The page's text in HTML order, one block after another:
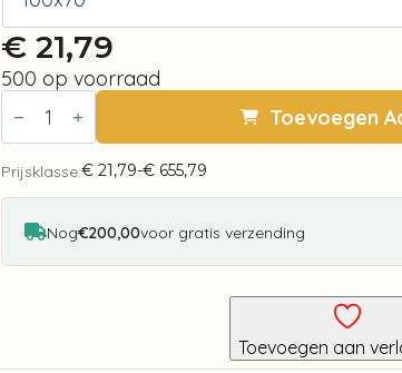
€ 21,79
500 op voorraad
Fotobehang
Golden
aantal
Toevoegen
Prijsklasse:€ 21,79-€ 655,79
Prijsklasse:
€ 21,79
€ 655,79
Nog€200,00voor gratis verzending
Toevoegen aan